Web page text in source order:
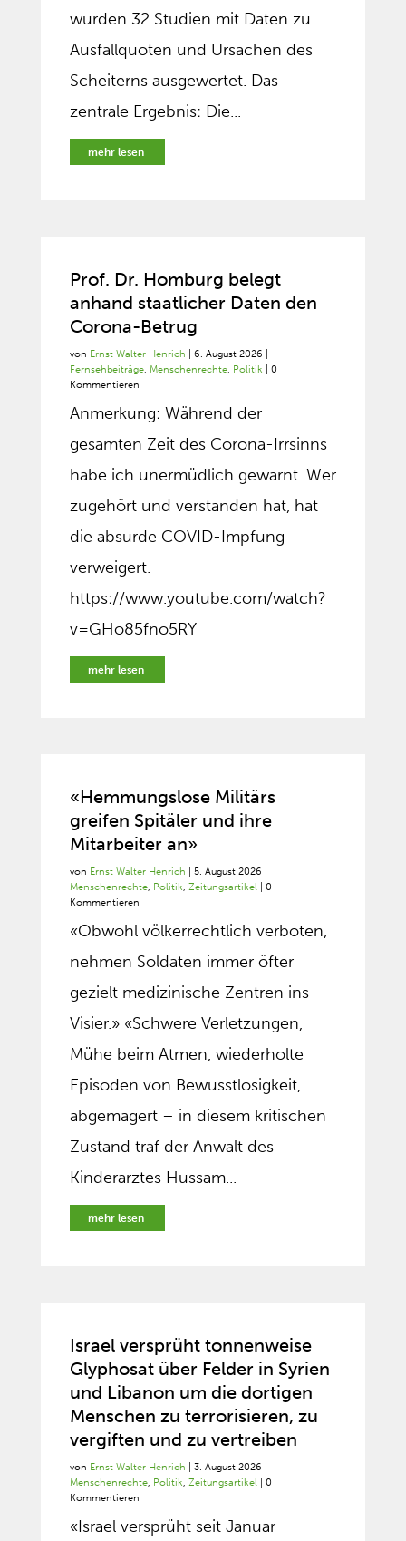
wurden 32 Studien mit Daten zu
Ausfallquoten und Ursachen des
Scheiterns ausgewertet. Das
zentrale Ergebnis: Die...
mehr lesen
Prof. Dr. Homburg belegt
anhand staatlicher Daten den
Corona-Betrug
von Ernst Walter Henrich 6. August 2026
Fernsehbeiträge, Menschenrechte, Politik | 0
Kommentieren
Anmerkung: Während der
gesamten Zeit des Corona-Irrsinns
habe ich unermüdlich gewarnt. Wer
zugehört und verstanden hat, hat
die absurde COVID-Impfung
verweigert.
https://www.youtube.com/watch?
v=GHo85fno5RY
mehr lesen
«Hemmungslose Militärs
greifen Spitäler und ihre
Mitarbeiter an»
von Ernst Walter Henrich 5. August 2026
Menschenrechte, Politik, Zeitungsartikel| 0
Kommentieren
«Obwohl völkerrechtlich verboten,
nehmen Soldaten immer öfter
gezielt medizinische Zentren ins
Visier.» «Schwere Verletzungen,
Mühe beim Atmen, wiederholte
Episoden von Bewusstlosigkeit,
abgemagert – in diesem kritischen
Zustand traf der Anwalt des
Kinderarztes Hussam...
mehr lesen
Israel versprüht tonnenweise
Glyphosat über Felder in Syrien
und Libanon um die dortigen
Menschen zu terrorisieren, zu
vergiften und zu vertreiben
von Ernst Walter Henrich 3. August 2026
Menschenrechte, Politik, Zeitungsartikel| 0
Kommentieren
«Israel versprüht seit Januar